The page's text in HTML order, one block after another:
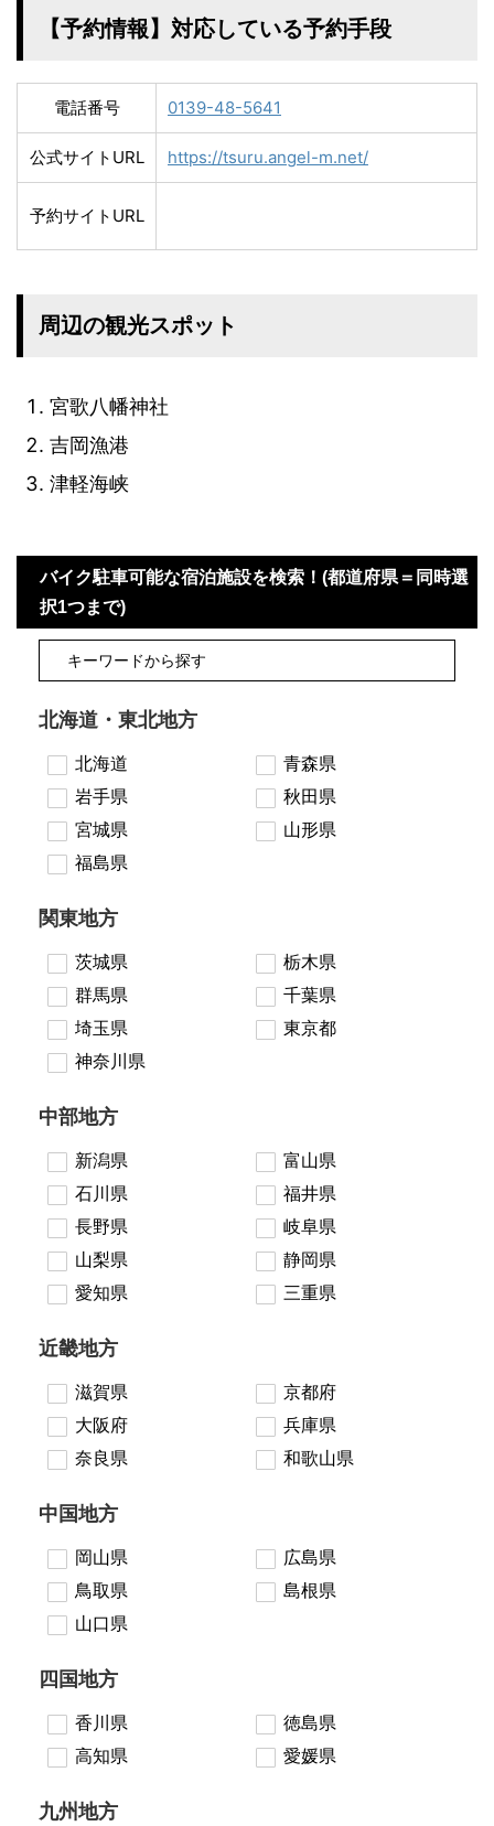
【予約情報】対応している予約手段
電話番号 0139-48-5641
公式サイトURL https://tsuru.angel-m.net/
予約サイトURL
周辺の観光スポット
宮歌八幡神社
吉岡漁港
津軽海峡
バイク駐車可能な宿泊施設を検索！(都道府県＝同時選
択1つまで)
北海道・東北地方
北海道
青森県
岩手県
秋田県
宮城県
山形県
福島県
関東地方
茨城県
栃木県
群馬県
千葉県
埼玉県
東京都
神奈川県
中部地方
新潟県
富山県
石川県
福井県
長野県
岐阜県
山梨県
静岡県
愛知県
三重県
近畿地方
滋賀県
京都府
大阪府
兵庫県
奈良県
和歌山県
中国地方
岡山県
広島県
鳥取県
島根県
山口県
四国地方
香川県
徳島県
高知県
愛媛県
九州地方